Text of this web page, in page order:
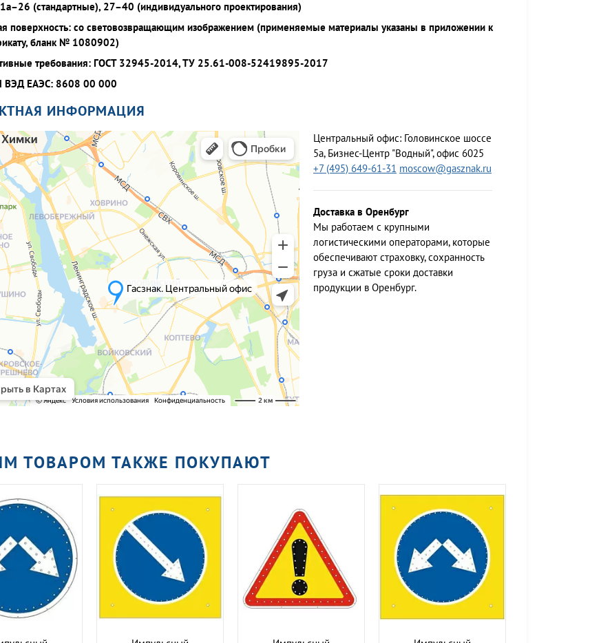
(стандартные), 27–40 (индивидуального проектирования)
поверхность: со световозвращающим изображением (применяемые материалы указаны в приложении к
бланк № 1080902)
требования: ГОСТ 32945-2014, ТУ 25.61-008-52419895-2017
ВЭД ЕАЭС: 8608 00 000
ИНФОРМАЦИЯ
Центральный офис: Головинское шоссе
5а, Бизнес-Центр "Водный", офис 6025
+7 (495) 649-61-31 moscow@gasznak.ru
Доставка в Оренбург
Мы работаем c крупными
логистическими операторами, которые
обеспечивают страховку, сохранность
груза и сжатые сроки доставки
продукции в Оренбург.
ТОВАРОМ ТАКЖЕ ПОКУПАЮТ